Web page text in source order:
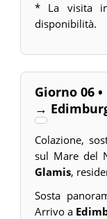
* La visita
disponibilità.
Giorno 06
→
Colazione,
sul Mare del
Glamis,
Sosta
Arrivo a